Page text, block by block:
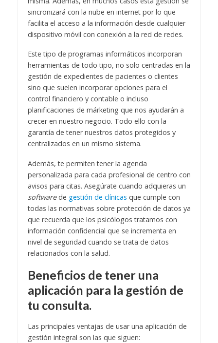
sincronizará con la nube en internet por lo que
facilita el acceso a la información desde cualquier
dispositivo móvil con conexión a la red de redes.
Este tipo de programas informáticos incorporan
herramientas de todo tipo, no solo centradas en la
gestión de expedientes de pacientes o clientes
sino que suelen incorporar opciones para el
control financiero y contable o incluso
planificaciones de márketing que nos ayudarán a
crecer en nuestro negocio. Todo ello con la
garantía de tener nuestros datos protegidos y
centralizados en un mismo sistema.
Además, te permiten tener la agenda
personalizada para cada profesional de centro con
avisos para citas. Asegúrate cuando adquieras un
softwarede gestión de clínicas que cumple con
todas las normativas sobre protección de datos ya
que recuerda que los psicólogos tratamos con
información confidencial que se incrementa en
nivel de seguridad cuando se trata de datos
relacionados con la salud.
Beneficios de tener una
aplicación para la gestión de
tu consulta.
Las principales ventajas de usar una aplicación de
gestión integral son las que siguen: